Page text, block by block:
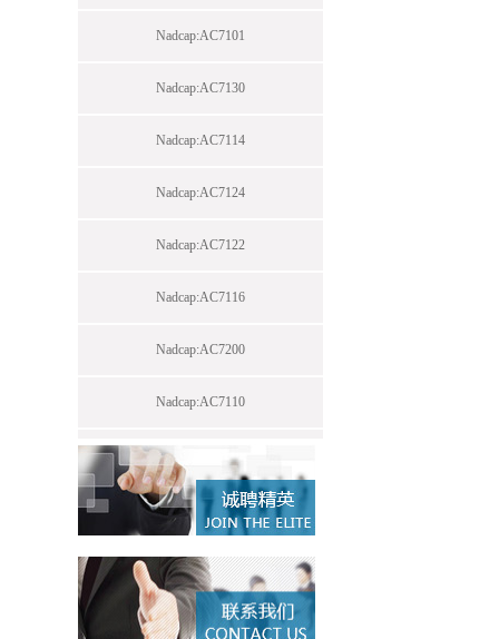
Nadcap:AC7101
Nadcap:AC7130
Nadcap:AC7114
Nadcap:AC7124
Nadcap:AC7122
Nadcap:AC7116
Nadcap:AC7200
Nadcap:AC7110